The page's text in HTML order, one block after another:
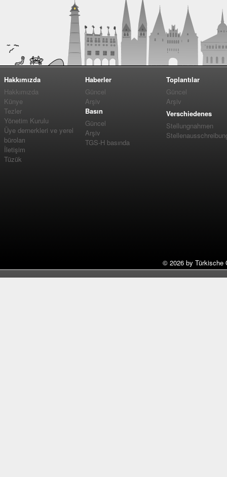
Hakkımızda
Hakkımızda
Künye
Tezler
Yönetim Kurulu
Üye dernerkleri ve yerel
büroları
İletişim
Tüzük
Haberler
Güncel
Arşiv
Basın
Güncel
Arşiv
TGS-H basında
Toplantılar
Güncel
Arşiv
Verschiedenes
Stellungnahmen
© 2026 by Türkische